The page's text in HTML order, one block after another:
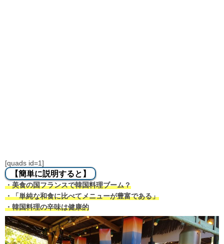
[quads id=1]
【簡単に説明すると】
・美食の国フランスで韓国料理ブーム？
・「単純な和食に比べてメニューが豊富である」
・韓国料理の辛味は健康的